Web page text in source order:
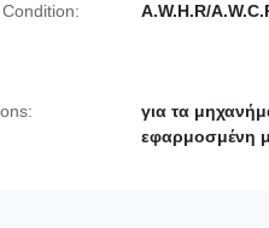
A.W.H.R/
για τα
εφαρμοσμένη